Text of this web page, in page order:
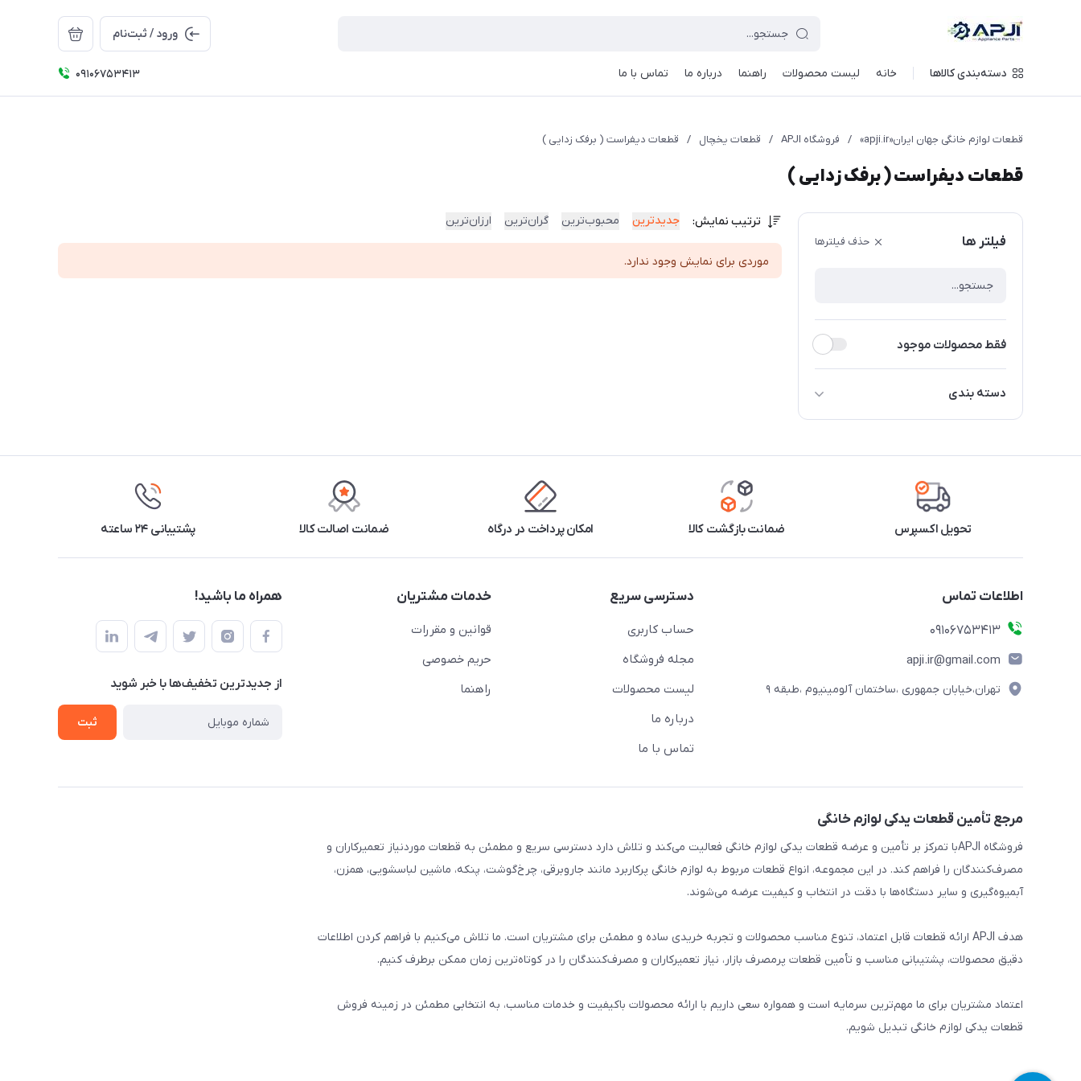
ورود / ثبت‌نام
دسته‌بندی کالاها خانه لیست محصولات راهنما درباره ما تماس با ما 09106753413
قطعات لوازم خانگی جهان ایران«apji.ir» / فروشگاه APJI / قطعات یخچال / قطعات دیفراست ( برفک زدایی )
قطعات دیفراست ( برفک زدایی )
فیلتر ها حذف فیلترها
فقط محصولات موجود
دسته بندی
المنت دیفراست ( هیتر برفک زدا )
ترمودیسک / ترموستات دیفراست
سنسور دیفراست ( NTC )
تایمر دیفراست ( در مدل های مکانیکی
برد دیفراست / برد اصلی ( در مدل
ترتیب نمایش: جدیدترین محبوب‌ترین گران‌ترین ارزان‌ترین
موردی برای نمایش وجود ندارد.
تحویل اکسپرس ضمانت بازگشت کالا امکان پرداخت در درگاه ضمانت اصالت کالا پشتیبانی ۲۴ ساعته
اطلاعات تماس
09106753413
apji.ir@gmail.com
تهران،خیابان جمهوری ،ساختمان آلومینیوم ،طبقه ۹
دسترسی سریع
حساب کاربری
مجله فروشگاه
لیست محصولات
درباره ما
تماس با ما
خدمات مشتریان
قوانین و مقررات
حریم خصوصی
راهنما
همراه ما باشید!
از جدید‌ترین تخفیف‌ها با‌ خبر شوید
ثبت
مرجع تأمین قطعات یدکی لوازم خانگی
فروشگاه APJIبا تمرکز بر تأمین و عرضه قطعات یدکی لوازم خانگی فعالیت می‌کند و تلاش دارد دسترسی سریع و مطمئن به قطعات موردنیاز تعمیرکاران و
مصرف‌کنندگان را فراهم کند. در این مجموعه، انواع قطعات مربوط به لوازم خانگی پرکاربرد مانند جاروبرقی، چرخ‌گوشت، پنکه، ماشین لباسشویی، همزن،
آبمیوه‌گیری و سایر دستگاه‌ها با دقت در انتخاب و کیفیت عرضه می‌شوند.
هدف APJI ارائه قطعات قابل اعتماد، تنوع مناسب محصولات و تجربه خریدی ساده و مطمئن برای مشتریان است. ما تلاش می‌کنیم با فراهم کردن اطلاعات
دقیق محصولات، پشتیبانی مناسب و تأمین قطعات پرمصرف بازار، نیاز تعمیرکاران و مصرف‌کنندگان را در کوتاه‌ترین زمان ممکن برطرف کنیم.
اعتماد مشتریان برای ما مهم‌ترین سرمایه است و همواره سعی داریم با ارائه محصولات باکیفیت و خدمات مناسب، به انتخابی مطمئن در زمینه فروش
قطعات یدکی لوازم خانگی تبدیل شویم.